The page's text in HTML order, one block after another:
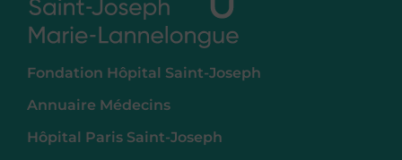
Fondation Hôpital Saint-Joseph
Annuaire Médecins
Hôpital Paris Saint-Joseph